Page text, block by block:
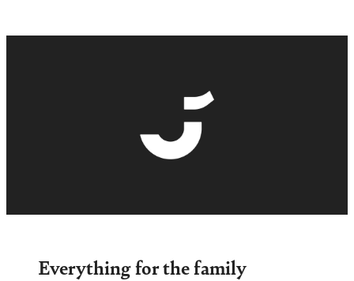
Everything for the family